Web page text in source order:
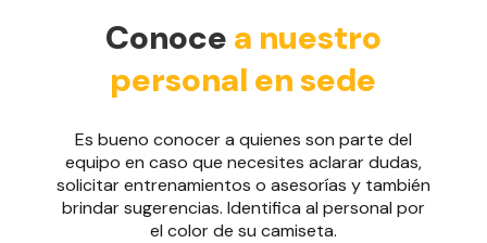
Conoce a nuestro
personal en sede
Es bueno conocer a quienes son parte del
equipo en caso que necesites aclarar dudas,
solicitar entrenamientos o asesorías y también
brindar sugerencias. Identifica al personal por
el color de su camiseta.